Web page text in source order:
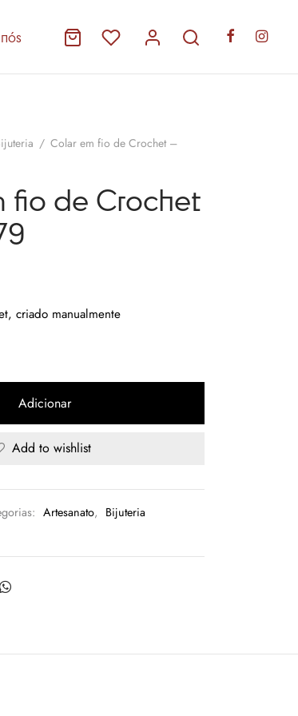
/ Colar em fio de Crochet –
fio de Crochet
criado manualmente
Adicionar
Add to wishlist
Artesanato, Bijuteria